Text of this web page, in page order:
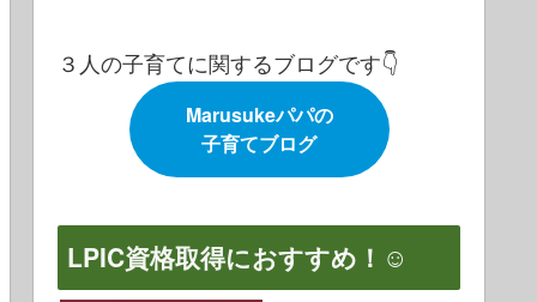
３人の子育てに関するブログです👇
Marusukeパパの
子育てブログ
LPIC資格取得におすすめ！☺️